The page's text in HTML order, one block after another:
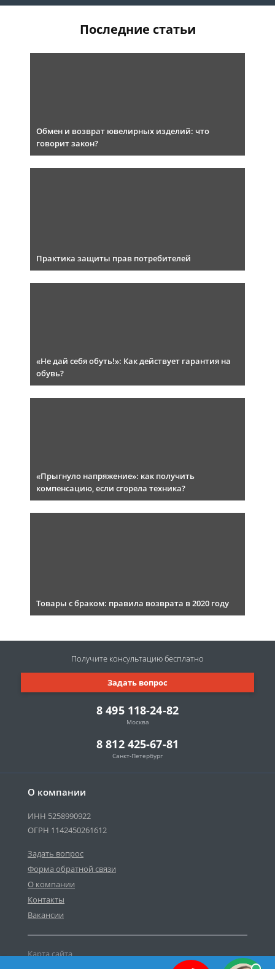
Последние статьи
Обмен и возврат ювелирных изделий: что
говорит закон?
Практика защиты прав потребителей
«Не дай себя обуть!»: Как действует гарантия на
обувь?
«Прыгнуло напряжение»: как получить
компенсацию, если сгорела техника?
Товары с браком: правила возврата в 2020 году
О компании
ИНН 5258990922
ОГРН 1142450261612
Задать вопрос
Форма обратной связи
О компании
Контакты
Вакансии
Карта сайта
8 495 118-24-82
Москва
8 812 425-67-81
Санкт-Петербург
Задать вопрос
Получите консультациюбесплатно